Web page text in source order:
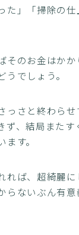
た」「掃除の仕
そのお金はか
でしょう。
っさと終わら
ず、結局またす
す。
れば、超綺麗に
らないぶん有